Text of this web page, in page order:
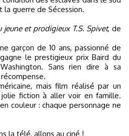
la guerre de Sécession.
jeune et prodigieux T.S. Spivet, de
garçon de 10 ans, passionné de
le prestigieux prix Baird du
Sans rien dire à sa
mais film réalisé par un
jolie fiction à aller voir en famille.
couleur : chaque personnage ne
la télé, allons au ciné !